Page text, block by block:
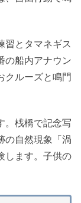
習とタマネギス
の船内アナウン
クルーズと鳴門
。桟橋で記念写
の自然現象「渦
します。子供の